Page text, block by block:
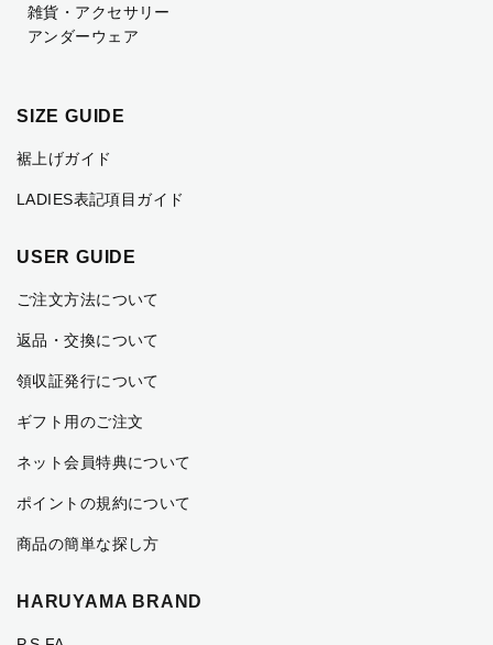
雑貨・アクセサリー
アンダーウェア
SIZE GUIDE
裾上げガイド
LADIES表記項目ガイド
USER GUIDE
ご注文方法について
返品・交換について
領収証発行について
ギフト用のご注文
ネット会員特典について
ポイントの規約について
商品の簡単な探し方
HARUYAMA BRAND